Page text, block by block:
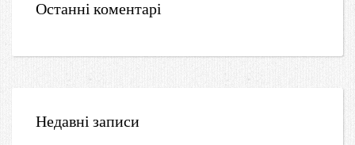
Останні коментарі
Недавні записи